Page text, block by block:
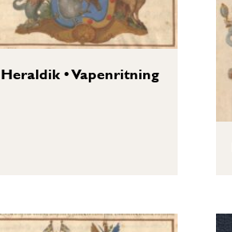
Heraldik•Vapenritning